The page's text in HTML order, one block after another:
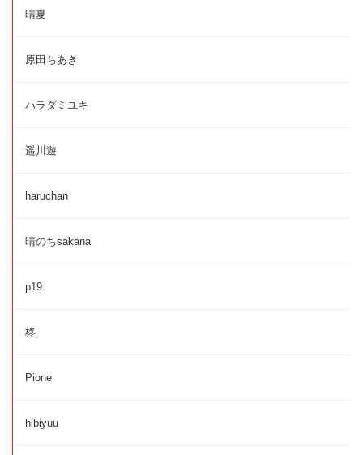
晴夏
原田ちあき
ハラダミユキ
遥川遊
haruchan
晴のちsakana
p19
柊
Pione
hibiyuu